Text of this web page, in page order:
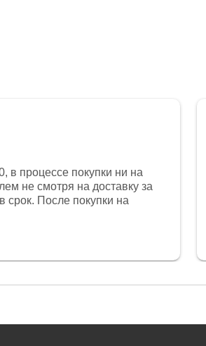
в процессе покупки ни на
не смотря на доставку за
срок. После покупки на
представители магазина
проблема была решена.
к клиенту после